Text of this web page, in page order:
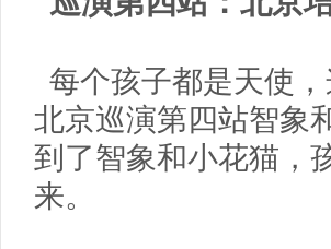
每个孩子都是天使
北京巡演第四站智象
到了智象和小花猫，
来。